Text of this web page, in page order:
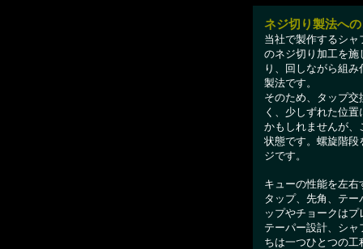
ネジ切り製法へ
当社で製作するシャ
のネジ切り加工を施
り、回しながら組
製法です。
そのため、タップ
く、少しずれた位
かもしれませんが、
状態です。螺旋階段
ジです。
キューの性能を左
タップ、先角、テ
ップやチョークは
テーパー設計、シ
ちは一つひとつの